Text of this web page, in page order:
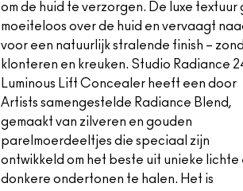
om de huid te verzorgen. De luxe textuur
moeiteloos over de huid en vervaagt
voor een natuurlijk stralende finish –
klonteren en kreuken. Studio Radiance
Luminous Lift Concealer heeft een door
Artists samengestelde Radiance Blend,
gemaakt van zilveren en gouden
parelmoerdeeltjes die speciaal zijn
ontwikkeld om het beste uit unieke lichte
donkere ondertonen te halen. Het is